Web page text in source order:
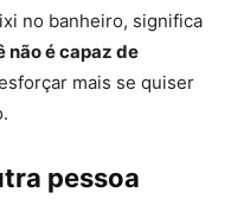
no banheiro, significa
não é capaz de
mais se quiser
pessoa